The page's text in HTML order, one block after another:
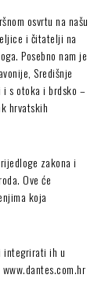
osvrtu na našu
i čitatelji na
Posebno nam je
Središnje
i s otoka i brdsko –
hrvatskih
zakona i
Ove će
koja
integrirati ih u